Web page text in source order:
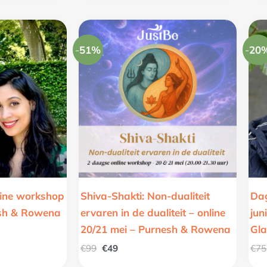
workshop
& Rowena
-51%
Shiva-Shakti: Non-dualiteit
ervaren in de dualiteit – online
20/21 mei – Purnesh & Rowena
€99
Oorspronkelijke
prijs
was:
€99.
€49
Huidige
prijs
is:
€49.
-
€75